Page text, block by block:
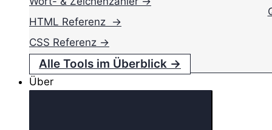
HTML Referenz →
CSS Referenz →
Alle Tools im Überblick →
Über